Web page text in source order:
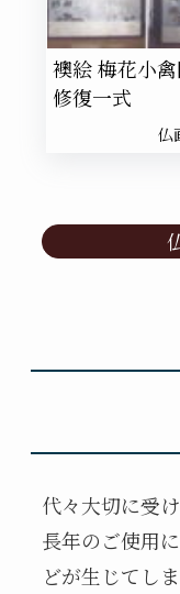
襖絵 梅花小
修復一式
仏
代々大切に受
長年のご使用
どが生じてしま